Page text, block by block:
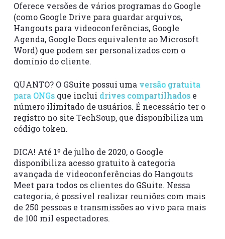
Oferece versões de vários programas do Google
(como Google Drive para guardar arquivos,
Hangouts para videoconferências, Google
Agenda, Google Docs equivalente ao Microsoft
Word) que podem ser personalizados com o
domínio do cliente.
QUANTO? O GSuite possui uma versão gratuita
para ONGsque inclui drives compartilhadose
número ilimitado de usuários. É necessário ter o
registro no site TechSoup, que disponibiliza um
código token.
DICA! Até 1º de julho de 2020, o Google
disponibiliza acesso gratuito à categoria
avançada de videoconferências do Hangouts
Meet para todos os clientes do GSuite. Nessa
categoria, é possível realizar reuniões com mais
de 250 pessoas e transmissões ao vivo para mais
de 100 mil espectadores.